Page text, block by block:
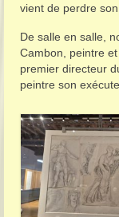
vient de perdre
De salle en salle,
Cambon, peintre
premier directeur
peintre son